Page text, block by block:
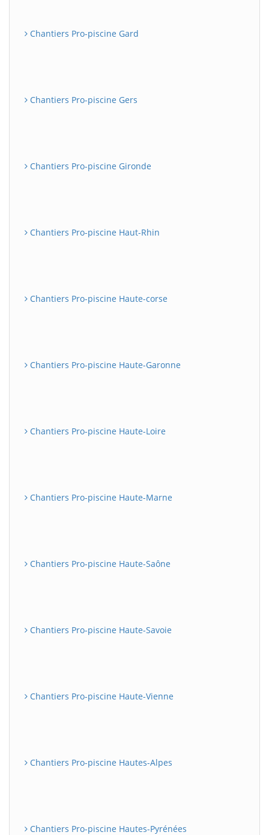
Chantiers Pro-piscine Gard
Chantiers Pro-piscine Gers
Chantiers Pro-piscine Gironde
Chantiers Pro-piscine Haut-Rhin
Chantiers Pro-piscine Haute-corse
Chantiers Pro-piscine Haute-Garonne
Chantiers Pro-piscine Haute-Loire
Chantiers Pro-piscine Haute-Marne
Chantiers Pro-piscine Haute-Saône
Chantiers Pro-piscine Haute-Savoie
Chantiers Pro-piscine Haute-Vienne
Chantiers Pro-piscine Hautes-Alpes
Chantiers Pro-piscine Hautes-Pyrénées